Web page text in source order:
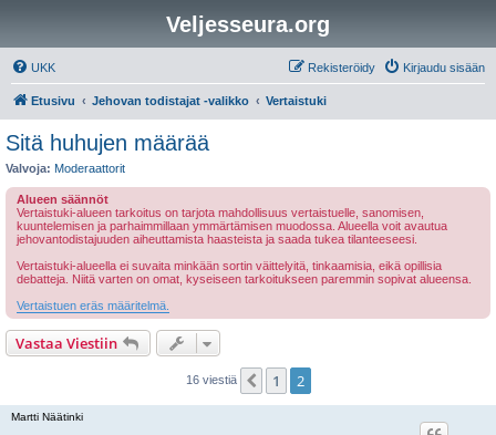
Veljesseura.org
UKK Kirjaudu sisään
Rekisteröidy
Etusivu Jehovan todistajat -valikko Vertaistuki
Sitä huhujen määrää
Valvoja: Moderaattorit
Alueen säännöt
Vertaistuki-alueen tarkoitus on tarjota mahdollisuus vertaistuelle, sanomisen,
kuuntelemisen ja parhaimmillaan ymmärtämisen muodossa. Alueella voit avautua
jehovantodistajuuden aiheuttamista haasteista ja saada tukea tilanteeseesi.
Vertaistuki-alueella ei suvaita minkään sortin väittelyitä, tinkaamisia, eikä opillisia
debatteja. Niitä varten on omat, kyseiseen tarkoitukseen paremmin sopivat alueensa.
Vertaistuen eräs määritelmä.
Vastaa Viestiin
16 viestiä Edellinen
1 2
Martti Näätinki